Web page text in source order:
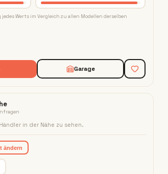
Werts im Vergleich zu allen Modellen derselben
Garage
in der Nähe zu sehen.
ändern